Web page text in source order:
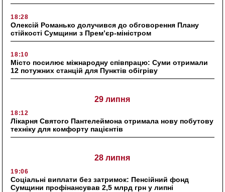
18:28
Олексій Романько долучився до обговорення Плану
стійкості Сумщини з Прем’єр-міністром
18:10
Місто посилює міжнародну співпрацю: Суми отримали
12 потужних станцій для Пунктів обігріву
29 липня
18:12
Лікарня Святого Пантелеймона отримала нову побутову
техніку для комфорту пацієнтів
28 липня
19:06
Соціальні виплати без затримок: Пенсійний фонд
Сумщини профінансував 2,5 млрд грн у липні